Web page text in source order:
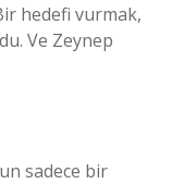
hedefi vurmak,
Ve Zeynep
sadece bir